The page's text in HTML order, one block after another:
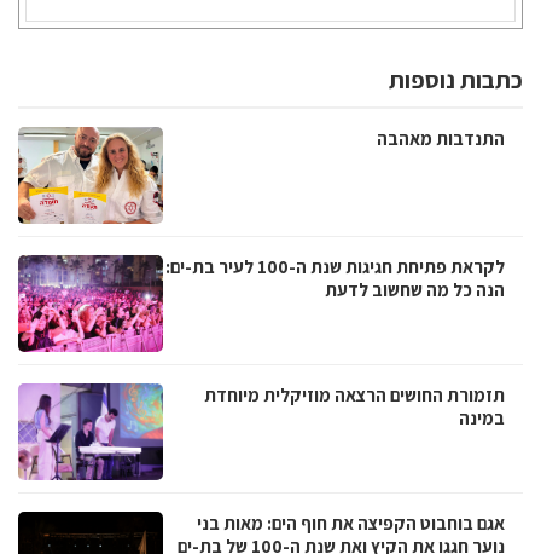
כתבות נוספות
התנדבות מאהבה
לקראת פתיחת חגיגות שנת ה-100 לעיר בת-ים:
הנה כל מה שחשוב לדעת
תזמורת החושים הרצאה מוזיקלית מיוחדת
במינה
אגם בוחבוט הקפיצה את חוף הים: מאות בני
נוער חגגו את הקיץ ואת שנת ה-100 של בת-ים